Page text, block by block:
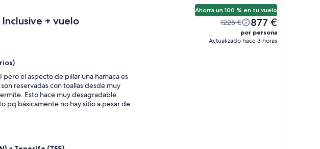
+ vuelo
pero el aspecto de pillar una hamaca es
reservadas con toallas desde muy
Esto hace muy desagradable
pq básicamente no hay sitio a pesar de
Ahorra un 100 % en tu vuelo
1225 € 877 €
por persona
Actualizado hace 3 horas